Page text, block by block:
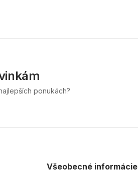
ponukách?
Všeobecné informácie